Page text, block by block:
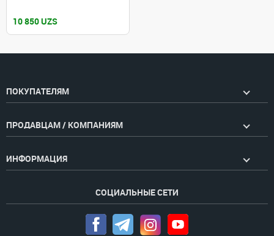
10 850 UZS
ПОКУПАТЕЛЯМ
ПРОДАВЦАМ / КОМПАНИЯМ
ИНФОРМАЦИЯ
СОЦИАЛЬНЫЕ СЕТИ